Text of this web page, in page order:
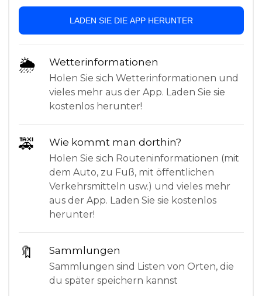
LADEN SIE DIE APP HERUNTER
🌦 Wetterinformationen
Holen Sie sich Wetterinformationen und
vieles mehr aus der App. Laden Sie sie
kostenlos herunter!
🚕 Wie kommt man dorthin?
Holen Sie sich Routeninformationen (mit
dem Auto, zu Fuß, mit öffentlichen
Verkehrsmitteln usw.) und vieles mehr
aus der App. Laden Sie sie kostenlos
herunter!
🔖 Sammlungen
Sammlungen sind Listen von Orten, die
du später speichern kannst